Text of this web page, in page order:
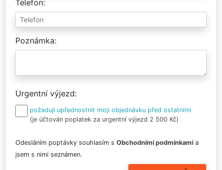
Telefon
Poznámka
Urgentní výjezd
požaduji upřednostnit moji objednávku před ostatními
(je účtován poplatek za urgentní výjezd 2 500 Kč)
Odesláním poptávky souhlasím s Obchodními podmínkami a
jsem s nimi seznámen.